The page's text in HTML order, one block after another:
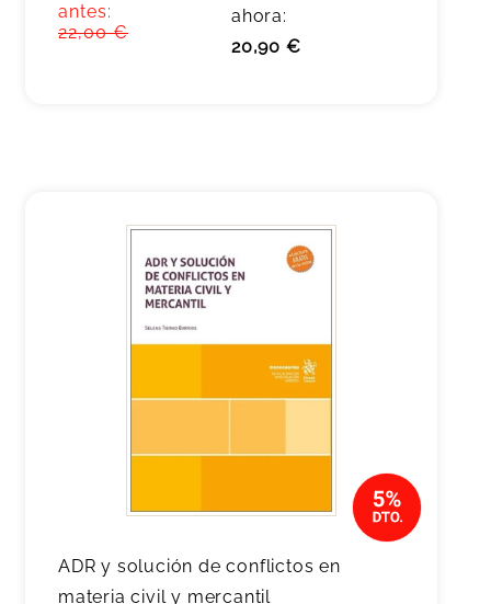
antes:
22,00 €
ahora:
20,90 €
ADR y solución de conflictos en
materia civil y mercantil